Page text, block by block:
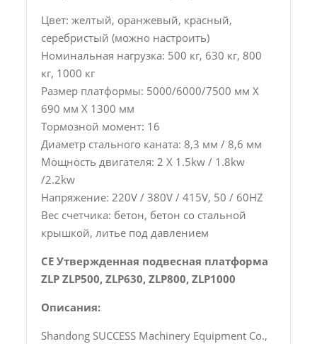
Цвет: желтый, оранжевый, красный,
серебристый (можно настроить)
Номинальная нагрузка: 500 кг, 630 кг, 800
кг, 1000 кг
Размер платформы: 5000/6000/7500 мм X
690 мм X 1300 мм
Тормозной момент: 16
Диаметр стального каната: 8,3 мм / 8,6 мм
Мощность двигателя: 2 X 1.5kw / 1.8kw
/2.2kw
Напряжение: 220V / 380V / 415V, 50 / 60HZ
Вес счетчика: бетон, бетон со стальной
крышкой, литье под давлением
CE Утвержденная подвесная платформа
ZLP ZLP500, ZLP630, ZLP800, ZLP1000
Описания:
Shandong SUCCESS Machinery Equipment Co.,